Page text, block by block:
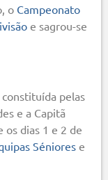
o Campeonato
e sagrou-se
pelas
e a Capitã
os dias 1 e 2 de
Séniores e